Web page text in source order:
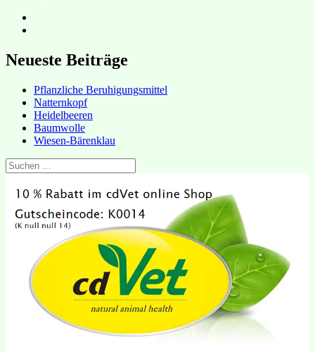
Instagram
Neueste Beiträge
Pflanzliche Beruhigungsmittel
Natternkopf
Heidelbeeren
Baumwolle
Wiesen-Bärenklau
Suchen
nach: